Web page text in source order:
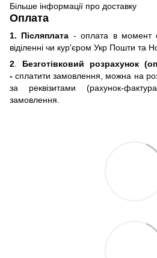
Більше інформації про доставку
Оплата
1. Післяплата - оплата в момент
віділенні чи кур'єром Укр Пошти та
2
Безготівковий розрахунок
-сплатити замовлення, можна на
за реквізитами (рахунок-
замовлення.